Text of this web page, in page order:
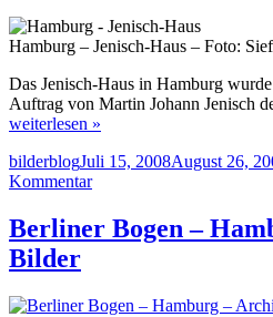
Hamburg – Jenisch-Haus – Foto:
Das Jenisch-Haus in Hamburg
Auftrag von Martin Johann Jenisch
weiterlesen »
Autor
bilderblogVeröffentlicht
am
Juli 15, 2008August 26,
Kommentarzu
–
Jenisch-
Berliner Bogen –
Bilder